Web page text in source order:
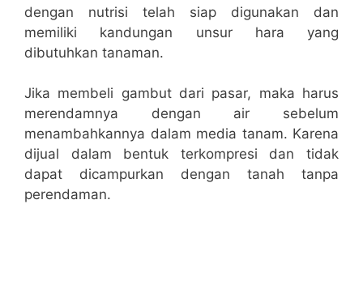
dengan nutrisi telah siap digunakan dan
memiliki kandungan unsur hara yang
dibutuhkan tanaman.
Jika membeli gambut dari pasar, maka harus
merendamnya dengan air sebelum
menambahkannya dalam media tanam. Karena
dijual dalam bentuk terkompresi dan tidak
dapat dicampurkan dengan tanah tanpa
perendaman.